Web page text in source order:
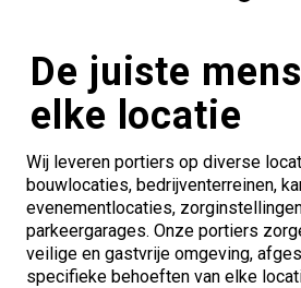
De juiste
elke locatie
Wij leveren portiers op diverse
bouwlocaties, bedrijventerreinen,
evenementlocaties,
parkeergarages. Onze portiers
veilige en gastvrije omgeving,
specifieke behoeften van elke